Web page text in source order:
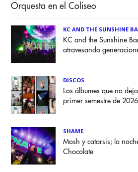
Orquesta en el Coliseo
KC AND THE SUNSHINE
KC and the Sunshine
atravesando
DISCOS
Los álbumes que no
primer semestre de 2026
SHAME
Mosh y catarsis; la
Chocolate